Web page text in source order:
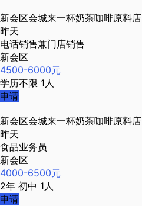
新会区会城来一杯奶茶咖啡原料店
昨天
电话销售兼门店销售
新会区
4500-6000元
学历不限 1人
申请
新会区会城来一杯奶茶咖啡原料店
昨天
食品业务员
新会区
4000-6500元
2年 初中 1人
申请